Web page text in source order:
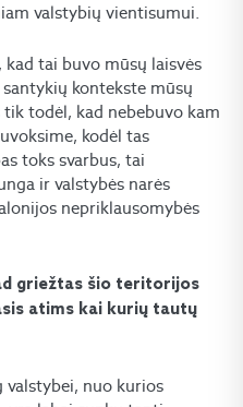
valstybių vientisumui.
tai buvo mūsų laisvės
kontekste mūsų
todėl, kad nebebuvo kam
kodėl tas
toks svarbus, tai
ir valstybės narės
nepriklausomybės
griežtas šio teritorijos
atims kai kurių tautų
valstybei, nuo kurios